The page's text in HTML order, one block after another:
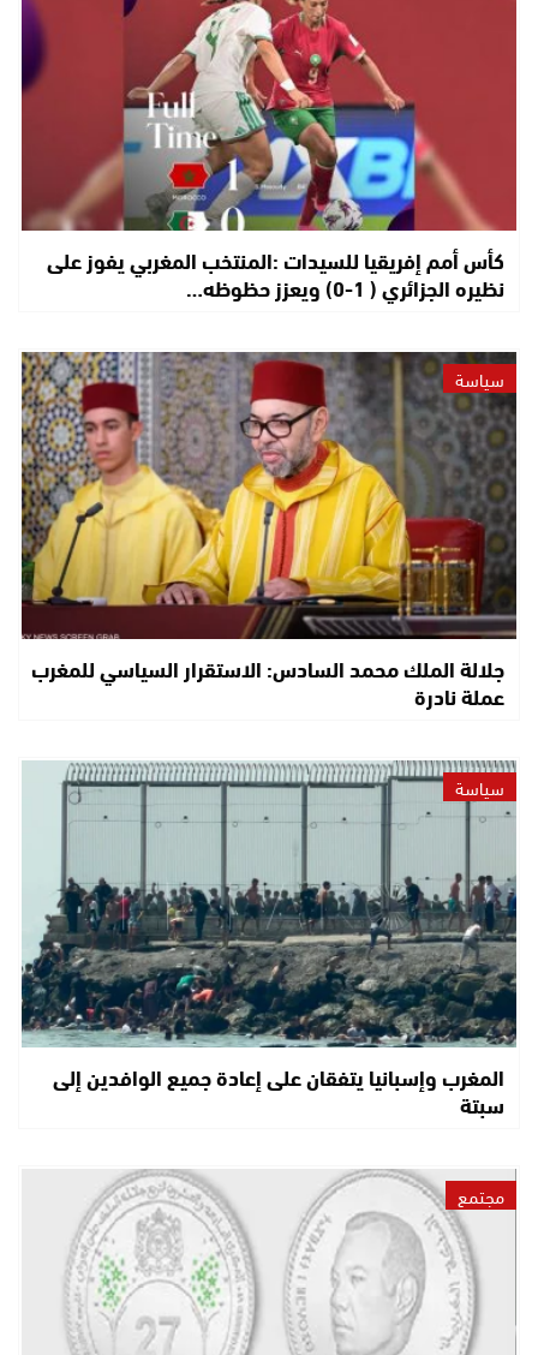
كأس أمم إفريقيا للسيدات :المنتخب المغربي يفوز على
نظيره الجزائري ( 1-0) ويعزز حظوظه…
سياسة
جلالة الملك محمد السادس: الاستقرار السياسي للمغرب
عملة نادرة
سياسة
المغرب وإسبانيا يتفقان على إعادة جميع الوافدين إلى
سبتة
مجتمع